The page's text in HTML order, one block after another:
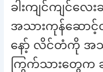
ခါးကျင်ကျင်လေး
အသားကုန်ဆောင့်
နော့် လိင်တံကို အ
ကြွက်သားတွေ